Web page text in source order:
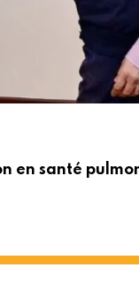
en santé